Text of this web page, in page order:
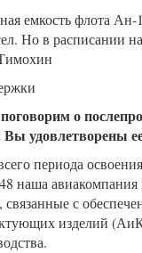
емкость флота
Но в расписании
о
удовлетворены
периода
наша
с
изделий